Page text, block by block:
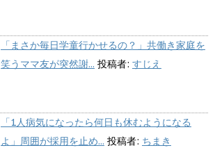
「まさか毎日学童行かせるの？」共働き家庭を
笑うママ友が突然謝... 投稿者: すじえ
「1人病気になったら何日も休むようになる
よ」周囲が採用を止め... 投稿者: ちまき